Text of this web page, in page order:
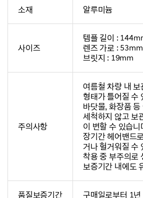
소재 알루미늄
사이즈
템플 길이 :
렌즈 가로 : 53mm
브릿지 : 19mm
주의사항
여름철 차량 내 보
형태가 틀어질 수
바닷물, 화장품
세척하지 않고 보
이 변할 수 있습니
장기간 헤어밴드
거나 헐거워질 수
착용 중 부주의로
보증기간 내에도
품질보증기간 구매일로부터 1년